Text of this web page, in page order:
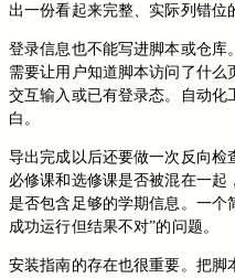
出一份看起来完整、实际列错位
登录信息也不能写进脚本或仓库
需要让用户知道脚本访问了什么
交互输入或已有登录态。自动化
白。
导出完成以后还要做一次反向检
必修课和选修课是否被混在一起
是否包含足够的学期信息。一个
成功运行但结果不对”的问题。
安装指南的存在也很重要。把脚